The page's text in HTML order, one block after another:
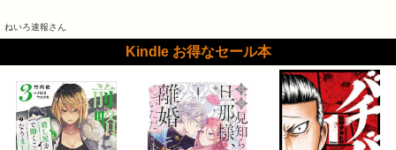
ねいろ速報さん
Kindle お得なセール本